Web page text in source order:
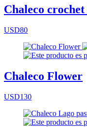
Chaleco
USD80
Chaleco Flower
USD130